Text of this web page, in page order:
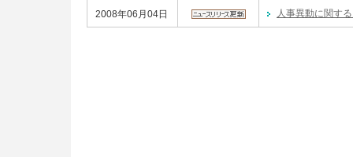
2008年06月04日 人事異動に関す